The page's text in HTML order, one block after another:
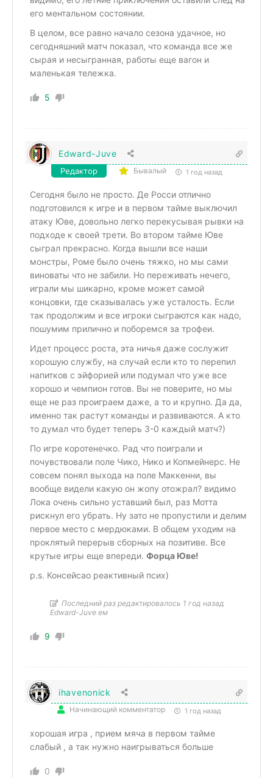
его ментальном состоянии.
В целом, все равно начало сезона удачное, но
сегодняшний матч показал, что команда все же
сырая и несыгранная, работы еще вагон и
маленькая тележка.
5
Edward-Juve
Редактор Бывалый 1 год назад
Сегодня было не просто. Де Росси отлично
подготовился к игре и в первом тайме выключил
атаку Юве, довольно легко перекусывая рывки на
подходе к своей трети. Во втором тайме Юве
сыграл прекрасно. Когда вышли все наши
монстры, Роме было очень тяжко, но мы сами
виноваты что не забили. Но переживать нечего,
играли мы шикарно, кроме может самой
концовки, где сказывалась уже усталость. Если
так продолжим и все игроки сыграются как надо,
пошумим прилично и поборемся за трофеи.
Идет процесс роста, эта ничья даже сослужит
хорошую службу, на случай если кто то перепил
напитков с эйфорией или подумал что уже все
хорошо и чемпион готов. Вы не поверите, но мы
еще не раз проиграем даже, а то и крупно. Да да,
именно так растут команды и развиваются. А кто
то думал что будет теперь 3-0 каждый матч?)
По игре коротенечко. Рад что поиграли и
почувствовали поле Чико, Нико и Копмейнерс. Не
совсем понял выхода на поле Маккенни, вы
вообще видели какую он жопу отожрал? видимо
Лока очень сильно уставший был, раз Мотта
рискнул его убрать. Ну зато не пропустили и делим
первое место с мердюками. В общем уходим на
проклятый перерыв сборных на позитиве. Все
крутые игры еще впереди. Форца Юве!
p.s. Консейсао реактивный псих)
Последний раз редактировалось 1 год назад
Edward-Juve ем
9
ihavenonick
Начинающий комментатор 1 год назад
хорошая игра , прием мяча в первом тайме
слабый , а так нужно наигрываться больше
0